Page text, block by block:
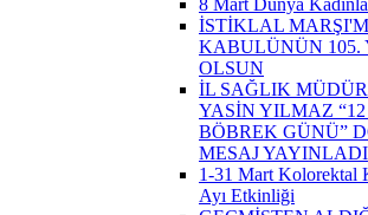
İSTİKLAL
KABULÜNÜN
OLSUN
İL SAĞLIK
YASİN YILMAZ
BÖBREK GÜNÜ”
MESAJ YAYINLADI
1-31 Mart Kolorektal
Ayı Etkinliği